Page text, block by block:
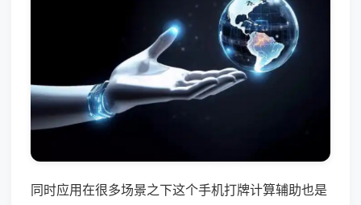
同时应用在很多场景之下这个手机打牌计算辅助也是